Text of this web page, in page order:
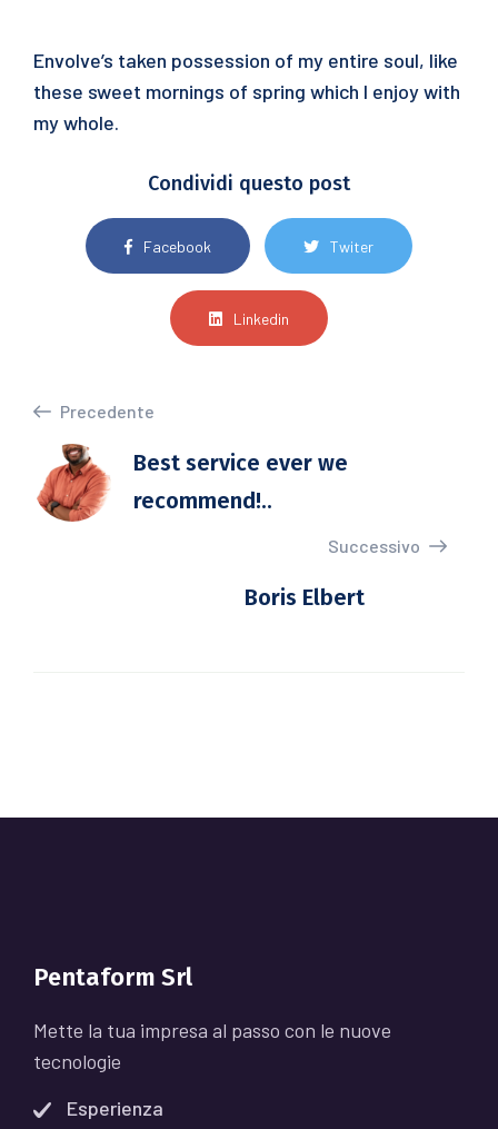
Envolve’s taken possession of my entire soul, like
these sweet mornings of spring which I enjoy with
my whole.
Condividi questo post
Facebook Twiter
Linkedin
Precedente
Best service ever we
recommend!..
Successivo
Boris Elbert
Pentaform Srl
Mette la tua impresa al passo con le nuove
tecnologie
Esperienza